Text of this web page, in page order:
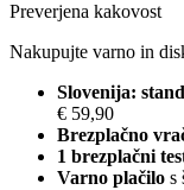
Preverjena kakovost
Nakupujte varno in
Slovenija:
€ 59,90
Brezplačno
1 brezplačni
Varno plačilo s